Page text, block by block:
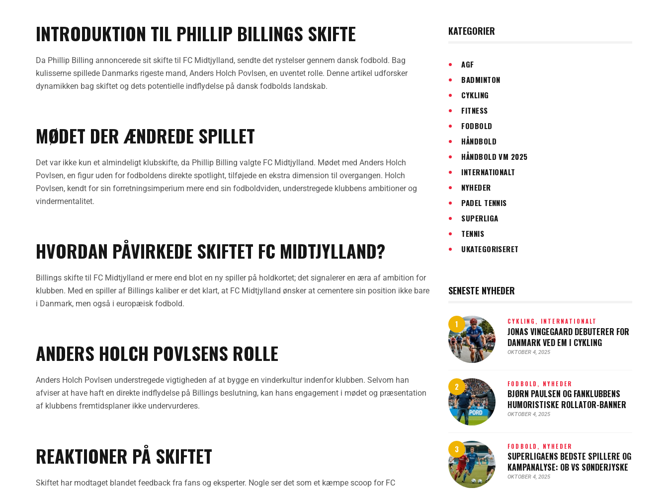
INTRODUKTION TIL PHILLIP BILLINGS SKIFTE
Da Phillip Billing annoncerede sit skifte til FC Midtjylland, sendte det rystelser gennem dansk fodbold. Bag
kulisserne spillede Danmarks rigeste mand, Anders Holch Povlsen, en uventet rolle. Denne artikel udforsker
dynamikken bag skiftet og dets potentielle indflydelse på dansk fodbolds landskab.
MØDET DER ÆNDREDE SPILLET
Det var ikke kun et almindeligt klubskifte, da Phillip Billing valgte FC Midtjylland. Mødet med Anders Holch
Povlsen, en figur uden for fodboldens direkte spotlight, tilføjede en ekstra dimension til overgangen. Holch
Povlsen, kendt for sin forretningsimperium mere end sin fodboldviden, understregede klubbens ambitioner og
vindermentalitet.
HVORDAN PÅVIRKEDE SKIFTET FC MIDTJYLLAND?
Billings skifte til FC Midtjylland er mere end blot en ny spiller på holdkortet; det signalerer en æra af ambition for
klubben. Med en spiller af Billings kaliber er det klart, at FC Midtjylland ønsker at cementere sin position ikke bare
i Danmark, men også i europæisk fodbold.
ANDERS HOLCH POVLSENS ROLLE
Anders Holch Povlsen understregede vigtigheden af at bygge en vinderkultur indenfor klubben. Selvom han
afviser at have haft en direkte indflydelse på Billings beslutning, kan hans engagement i mødet og præsentation
af klubbens fremtidsplaner ikke undervurderes.
REAKTIONER PÅ SKIFTET
Skiftet har modtaget blandet feedback fra fans og eksperter. Nogle ser det som et kæmpe scoop for FC
KATEGORIER
AGF
BADMINTON
CYKLING
FITNESS
FODBOLD
HÅNDBOLD
HÅNDBOLD VM 2025
INTERNATIONALT
NYHEDER
PADEL TENNIS
SUPERLIGA
TENNIS
UKATEGORISERET
SENESTE NYHEDER
CYKLING, INTERNATIONALT
JONAS VINGEGAARD DEBUTERER FOR
DANMARK VED EM I CYKLING
OKTOBER 4, 2025
FODBOLD, NYHEDER
BJØRN PAULSEN OG FANKLUBBENS
HUMORISTISKE ROLLATOR-BANNER
OKTOBER 4, 2025
FODBOLD, NYHEDER
SUPERLIGAENS BEDSTE SPILLERE OG
KAMPANALYSE: OB VS SØNDERJYSKE
OKTOBER 4, 2025